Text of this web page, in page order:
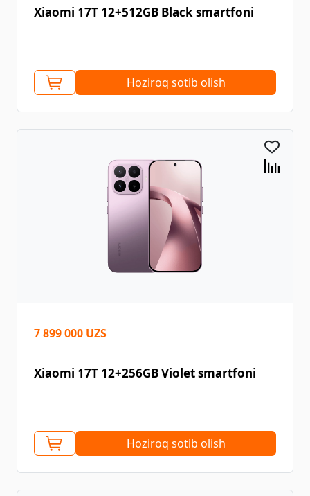
Xiaomi 17T 12+512GB Black smartfoni
Hoziroq sotib olish
7 899 000 UZS
Xiaomi 17T 12+256GB Violet smartfoni
Hoziroq sotib olish